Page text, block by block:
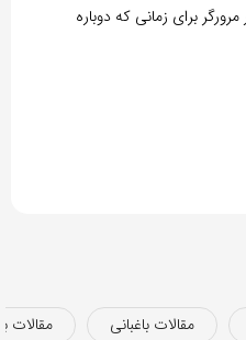
برای زمانی که دوباره
مقالات باغبانی مقالات